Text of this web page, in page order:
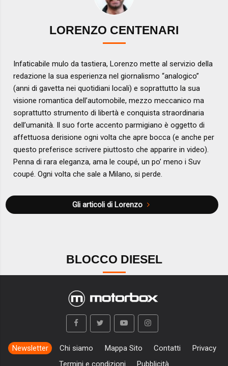
LORENZO CENTENARI
Infaticabile mulo da tastiera, Lorenzo mette al servizio della
redazione la sua esperienza nel giornalismo “analogico”
(anni di gavetta nei quotidiani locali) e soprattutto la sua
visione romantica dell’automobile, mezzo meccanico ma
soprattutto strumento di libertà e conquista straordinaria
dell’umanità. Il suo forte accento parmigiano è oggetto di
affettuosa derisione ogni volta che apre bocca (e anche per
questo preferisce scrivere piuttosto che apparire in video).
Penna di rara eleganza, ama le coupé, un po’ meno i Suv
coupé. Ogni volta che sale a Milano, si perde.
Gli articoli di Lorenzo
BLOCCO DIESEL
Newsletter Chi siamo Mappa Sito Contatti
Privacy
Termini e condizioni
Pubblicità